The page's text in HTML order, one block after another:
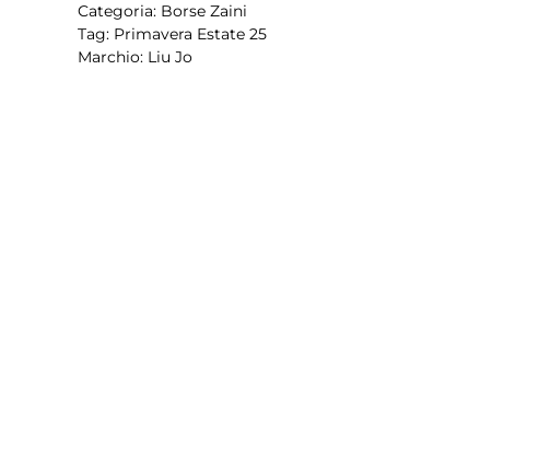
Categoria: Borse Zaini
Tag: Primavera Estate 25
Marchio: Liu Jo